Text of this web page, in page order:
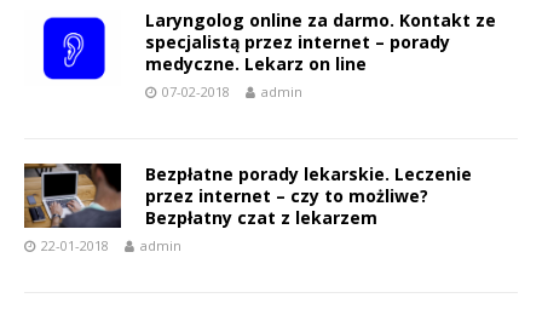
Laryngolog online za darmo. Kontakt ze
specjalistą przez internet – porady
medyczne. Lekarz on line
07-02-2018 admin
Bezpłatne porady lekarskie. Leczenie
przez internet – czy to możliwe?
Bezpłatny czat z lekarzem
22-01-2018 admin